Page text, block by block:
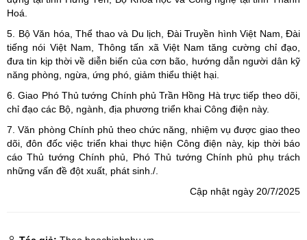
Hoá.
5. Bộ Văn hóa, Thể thao và Du lịch, Đài Truyền hình Việt Nam, Đài
tiếng nói Việt Nam, Thông tấn xã Việt Nam tăng cường chỉ đạo,
đưa tin kịp thời về diễn biến của cơn bão, hướng dẫn người dân kỹ
năng phòng, ngừa, ứng phó, giảm thiểu thiệt hại.
6. Giao Phó Thủ tướng Chính phủ Trần Hồng Hà trực tiếp theo dõi,
chỉ đạo các Bộ, ngành, địa phương triển khai Công điện này.
7. Văn phòng Chính phủ theo chức năng, nhiệm vụ được giao theo
dõi, đôn đốc việc triển khai thực hiện Công điện này, kịp thời báo
cáo Thủ tướng Chính phủ, Phó Thủ tướng Chính phủ phụ trách
những vấn đề đột xuất, phát sinh./.
Cập nhật ngày 20/7/2025